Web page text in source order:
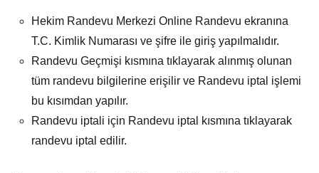
Hekim Randevu Merkezi Online Randevu ekranına
T.C. Kimlik Numarası ve şifre ile giriş yapılmalıdır.
Randevu Geçmişi kısmına tıklayarak alınmış olunan
tüm randevu bilgilerine erişilir ve Randevu iptal işlemi
bu kısımdan yapılır.
Randevu iptali için Randevu iptal kısmına tıklayarak
randevu iptal edilir.